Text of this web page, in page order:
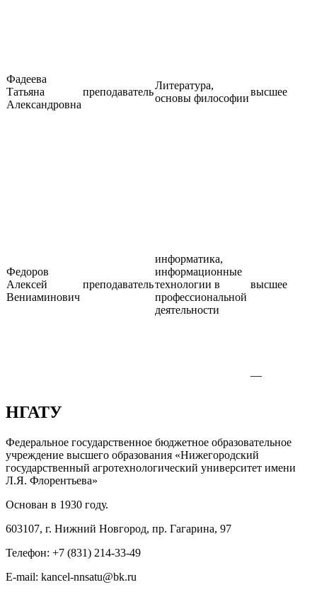
Фадеева
Татьяна
Александровна
преподаватель
Литература,
основы философии
высшее
Федоров
Алексей
Вениаминович
преподаватель
информатика,
информационные
технологии в
профессиональной
деятельности
высшее
—
НГАТУ
Федеральное государственное бюджетное образовательное
учреждение высшего образования «Нижегородский
государственный агротехнологический университет имени
Л.Я. Флорентьева»
Основан в 1930 году.
603107, г. Нижний Новгород, пр. Гагарина, 97
Телефон: +7 (831) 214-33-49
E-mail: kancel-nnsatu@bk.ru